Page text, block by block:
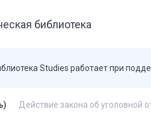
библиотека
Studies работает при
Действие закона об уголовной